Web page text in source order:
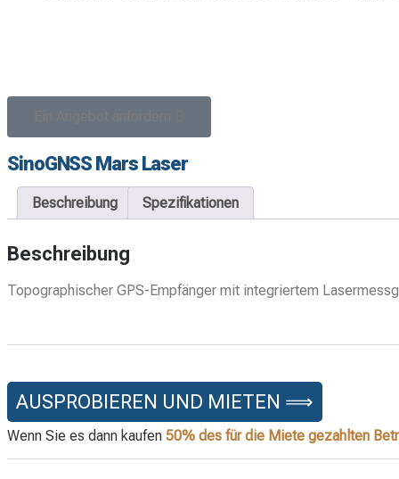
SinoGNSS Mars Laser
Beschreibung Spezifikationen
Beschreibung
Topographischer GPS-Empfänger mit integriertem
AUSPROBIEREN UND MIETEN ⟹
Wenn Sie es dann kaufen 50% des für die Miete gezahlten